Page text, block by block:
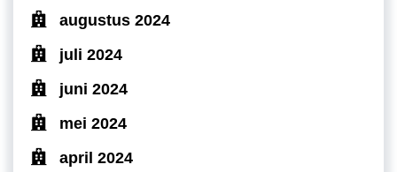
augustus 2024
juli 2024
juni 2024
mei 2024
april 2024